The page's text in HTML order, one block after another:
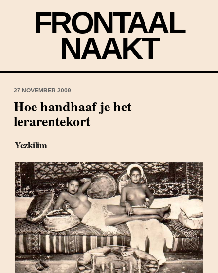
FRONTAAL
NAAKT
27 NOVEMBER 2009
Hoe handhaaf je het
lerarentekort
Yezkilim